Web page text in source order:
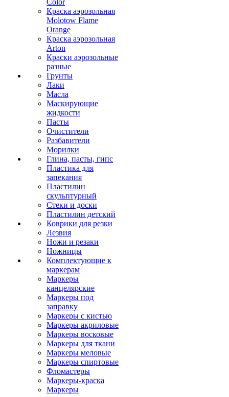
Color
Краска аэрозольная
Molotow Flame
Orange
Краска аэрозольная
Arton
Краски аэрозольные
разные
Грунты
Лаки
Масла
Маскирующие
жидкости
Пасты
Очистители
Разбавители
Морилки
Глина, пасты, гипс
Пластика для
запекания
Пластилин
скульптурный
Стеки и доски
Пластилин детский
Коврики для резки
Лезвия
Ножи и резаки
Ножницы
Комплектующие к
маркерам
Маркеры
канцелярские
Маркеры под
заправку
Маркеры с кистью
Маркеры акриловые
Маркеры восковые
Маркеры для ткани
Маркеры меловые
Маркеры спиртовые
Фломастеры
Маркеры-краска
Маркеры